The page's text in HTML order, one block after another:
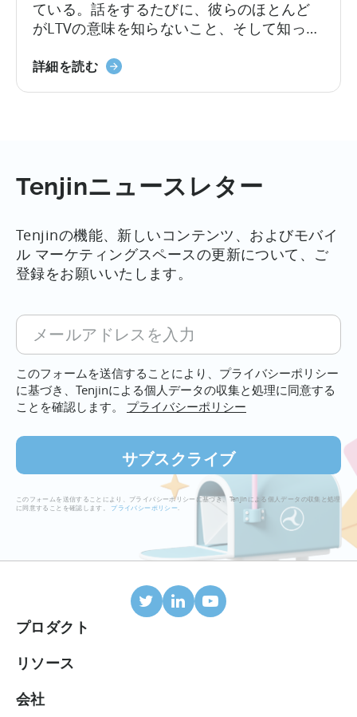
ャ
ン
ペ
ー
ン
す
た
め
の
の
ヒ
ン
ト
（設
か
分
析
ま
ている。話をするたびに、彼らのほとんど
がLTVの意味を知らないこと、そして知って
る。この投稿は、専門家レベルとは言わな
詳細を読むLTV101
Tenjinニュースレター
Tenjinの機能、新しいコンテンツ、およびモバイ
ル マーケティングスペースの更新について、ご
登録をお願いいたします。
メ
ル
ア
ド
レ
ス
入
このフォームを送信することにより、プライバシーポリシー
に基づき、Tenjinによる個人データの収集と処理に同意する
ことを確認します。 プライバシーポリシー
このフォームを送信することにより、プライバシーポリシーに基づき、Tenjinによる個人データの収集と処理
に同意することを確認します。 プライバシーポリシー
プロダクト
モバイルアトリビューション
連携パートナー
リソース
ブログ
会社